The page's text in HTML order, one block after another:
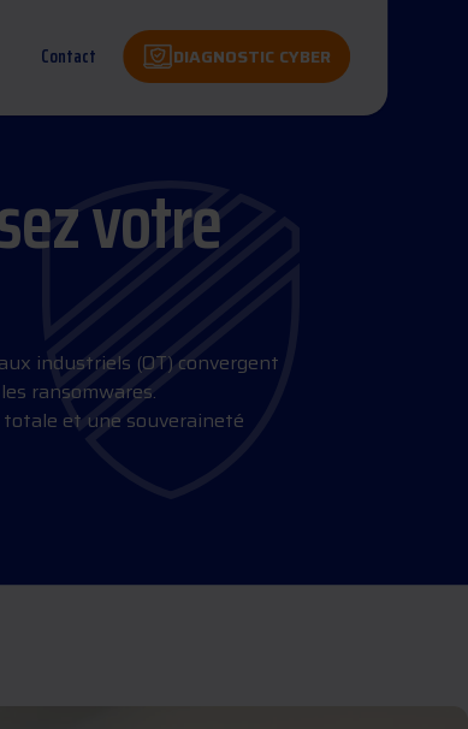
Contact DIAGNOSTIC CYBER
votre
industriels (OT) convergent
ransomwares.
totale et une souveraineté